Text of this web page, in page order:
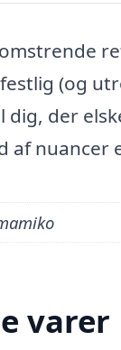
(og
dig, der
af nuancer
varer